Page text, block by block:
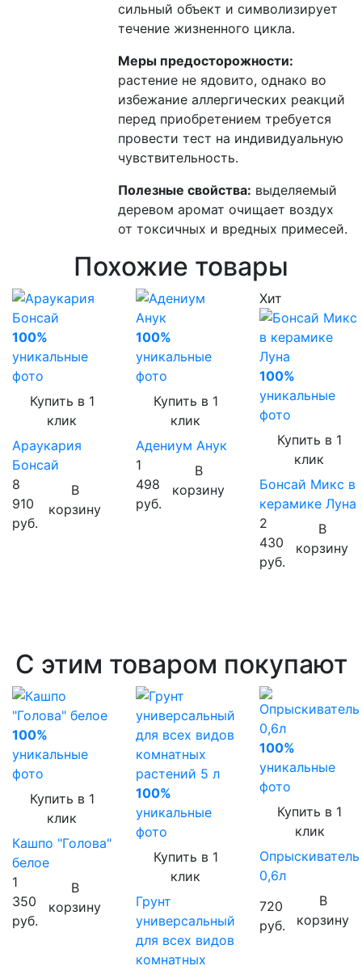
сильный объект и символизирует
течение жизненного цикла.
Меры предосторожности:
растение не ядовито, однако во
избежание аллергических реакций
перед приобретением требуется
провести тест на индивидуальную
чувствительность.
Полезные свойства: выделяемый
деревом аромат очищает воздух
от токсичных и вредных примесей.
Похожие товары
100%
уникальные
фото
Купить в 1
клик
Араукария
Бонсай
8
910
руб.
В
корзину
100%
уникальные
фото
Купить в 1
клик
Адениум Анук
1
498
руб.
В
корзину
Хит
100%
уникальные
фото
Купить в 1
клик
Бонсай Микс в
керамике Луна
2
430
руб.
В
корзину
С этим товаром покупают
100%
уникальные
фото
Купить в 1
клик
Кашпо "Голова"
белое
1
350
руб.
В
корзину
100%
уникальные
фото
Купить в 1
клик
Грунт
универсальный
для всех видов
комнатных
100%
уникальные
фото
Купить в 1
клик
Опрыскиватель
0,6л
720
руб.
В
корзину